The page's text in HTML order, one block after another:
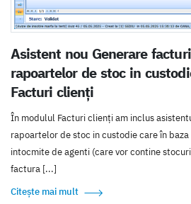
Asistent nou Generare
rapoartelor de stoc in
Facturi clienți
În modulul Facturi clienți am inclus
rapoartelor de stoc in custodie care în
intocmite de agenti (care vor contine
factura [...]
Citește mai mult